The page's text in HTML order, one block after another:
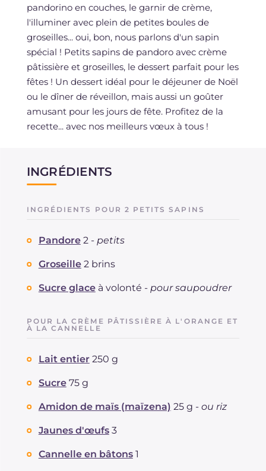
pandorino en couches, le garnir de crème,
l'illuminer avec plein de petites boules de
groseilles... oui, bon, nous parlons d'un sapin
spécial ! Petits sapins de pandoro avec crème
pâtissière et groseilles, le dessert parfait pour les
fêtes ! Un dessert idéal pour le déjeuner de Noël
ou le dîner de réveillon, mais aussi un goûter
amusant pour les jours de fête. Profitez de la
recette... avec nos meilleurs vœux à tous !
INGRÉDIENTS
INGRÉDIENTS POUR 2 PETITS SAPINS
Pandore 2 - petits
Groseille 2 brins
Sucre glace à volonté - pour saupoudrer
POUR LA CRÈME PÂTISSIÈRE À L'ORANGE ET
À LA CANNELLE
Lait entier 250 g
Sucre 75 g
Amidon de maïs (maïzena) 25 g - ou riz
Jaunes d'œufs 3
Cannelle en bâtons 1